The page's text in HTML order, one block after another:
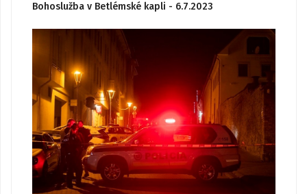
Bohoslužba v Betlémské kapli - 6.7.2023